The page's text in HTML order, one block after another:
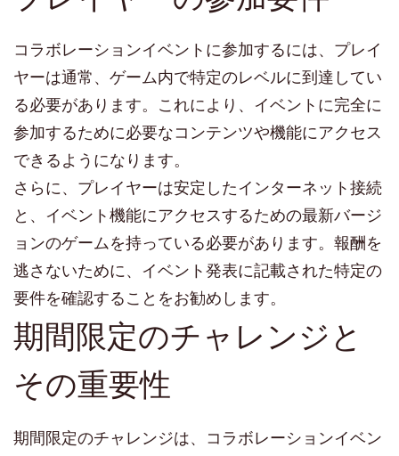
コラボレーションイベントに参加するには、プレイ
ヤーは通常、ゲーム内で特定のレベルに到達してい
る必要があります。これにより、イベントに完全に
参加するために必要なコンテンツや機能にアクセス
できるようになります。
さらに、プレイヤーは安定したインターネット接続
と、イベント機能にアクセスするための最新バージ
ョンのゲームを持っている必要があります。報酬を
逃さないために、イベント発表に記載された特定の
要件を確認することをお勧めします。
期間限定のチャレンジと
その重要性
期間限定のチャレンジは、コラボレーションイベン